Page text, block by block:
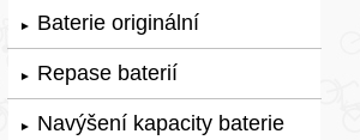
► Baterie originální
► Repase baterií
► Navýšení kapacity baterie